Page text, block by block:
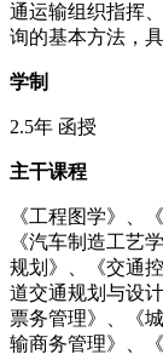
通运输组织指挥
询的基本方法，
学制
2.5年 函授
主干课程
《工程图学》、
《汽车制造工艺
规划》、《交通
道交通规划与设
票务管理》、《
输商务管理》、